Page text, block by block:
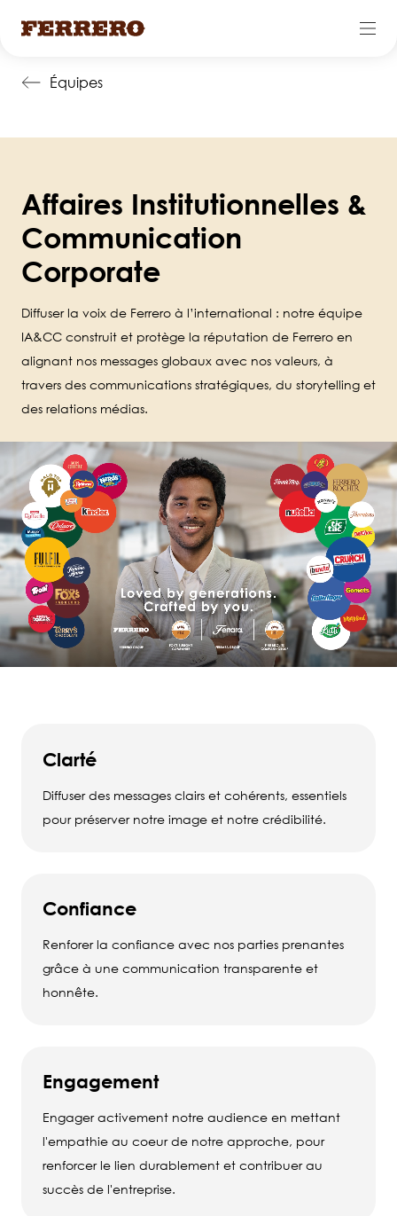
content
Équipes
Affaires Institutionnelles &
Communication
Corporate
Diffuser la voix de Ferrero à l’international : notre équipe
IA&CC construit et protège la réputation de Ferrero en
alignant nos messages globaux avec nos valeurs, à
travers des communications stratégiques, du storytelling et
des relations médias.
Clarté
Diffuser des messages clairs et cohérents, essentiels
pour préserver notre image et notre crédibilité.
Confiance
Renforer la confiance avec nos parties prenantes
grâce à une communication transparente et
honnête.
Engagement
Engager activement notre audience en mettant
l'empathie au coeur de notre approche, pour
renforcer le lien durablement et contribuer au
succès de l'entreprise.